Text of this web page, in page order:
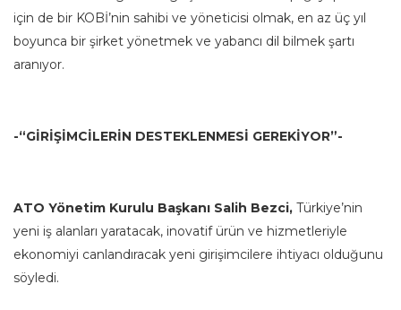
için de bir KOBİ’nin sahibi ve yöneticisi olmak, en az üç yıl
boyunca bir şirket yönetmek ve yabancı dil bilmek şartı
aranıyor.
-“GİRİŞİMCİLERİN DESTEKLENMESİ GEREKİYOR”-
ATO Yönetim Kurulu Başkanı Salih Bezci, Türkiye’nin
yeni iş alanları yaratacak, inovatif ürün ve hizmetleriyle
ekonomiyi canlandıracak yeni girişimcilere ihtiyacı olduğunu
söyledi.